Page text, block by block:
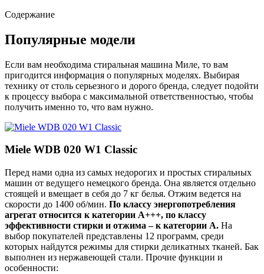
Содержание
Популярные модели
Если вам необходима стиральная машина Миле, то вам
пригодится информация о популярных моделях. Выбирая
технику от столь серьезного и дорого бренда, следует подойти
к процессу выбора с максимальной ответственностью, чтобы
получить именно то, что вам нужно.
Miele WDB 020 W1 Classic
Перед нами одна из самых недорогих и простых стиральных
машин от ведущего немецкого бренда. Она является отдельно
стоящей и вмещает в себя до 7 кг белья. Отжим ведется на
скорости до 1400 об/мин. По классу энергопотребления
агрегат относится к категории А+++, по классу
эффективности стирки и отжима – к категории А. На
выбор покупателей представлены 12 программ, среди
которых найдутся режимы для стирки деликатных тканей. Бак
выполнен из нержавеющей стали. Прочие функции и
особенности: